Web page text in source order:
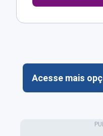
Acesse mais